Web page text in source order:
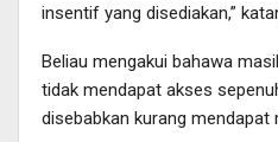
insentif yang disediakan,”
Beliau mengakui bahawa
tidak mendapat akses
disebabkan kurang mendapat